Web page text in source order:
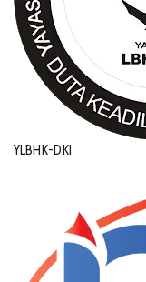
YLBHK-DKI